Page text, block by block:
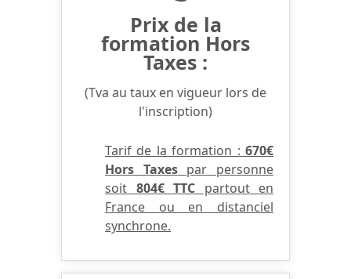
Prix de la
formation Hors
Taxes :
(Tva au taux en vigueur lors de
l'inscription)
Tarif de la formation : 670€
Hors Taxespar personne
soit 804€ TTC partout en
France ou en distanciel
synchrone.